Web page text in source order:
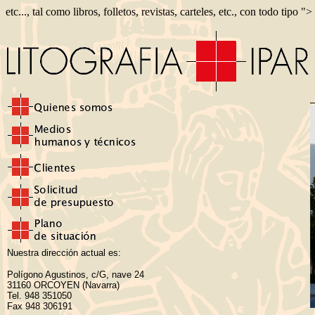
etc..., tal como libros, folletos, revistas, carteles, etc., con todo tipo ">
Nuestra dirección actual es:
Polígono Agustinos, c/G, nave 24
31160 ORCOYEN (Navarra)
Tel. 948 351050
Fax 948 306191